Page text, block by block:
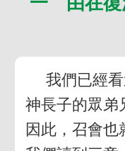
我們已經
神長子的眾弟
因此，召會也